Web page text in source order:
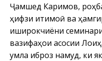
Ҷамшед Каримов,
ҳифзи иҷтимоӣ ва
иширокчиёни
вазифаҳои асосии
ҷумла иброз намуд, ки